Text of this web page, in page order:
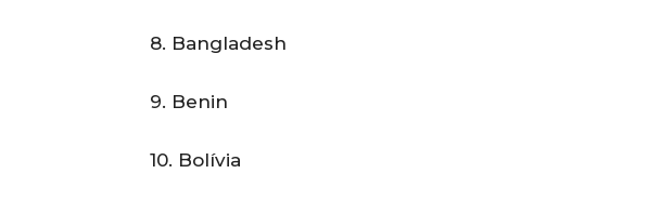
8. Bangladesh
9. Benin
10. Bolívia